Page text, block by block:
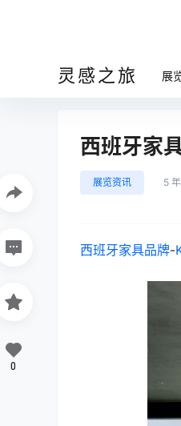
灵感之旅 展
西班牙家
展览资讯 5
西班牙家具品牌-
0